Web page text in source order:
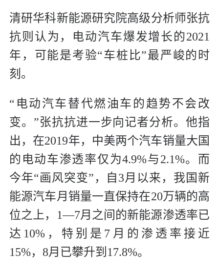
清研华科新能源研究院高级分析师张抗
抗则认为，电动汽车爆发增长的2021
年，可能是考验“车桩比”最严峻的时
刻。
“电动汽车替代燃油车的趋势不会改
变。”张抗抗进一步向记者分析。他指
出，在2019年，中美两个汽车销量大国
的电动车渗透率仅为4.9%与2.1%。而
今年“画风突变”，自3月以来，我国新
能源汽车月销量一直保持在20万辆的高
位之上，1—7月之间的新能源渗透率已
达10%，特别是7月的渗透率接近
15%，8月已攀升到17.8%。